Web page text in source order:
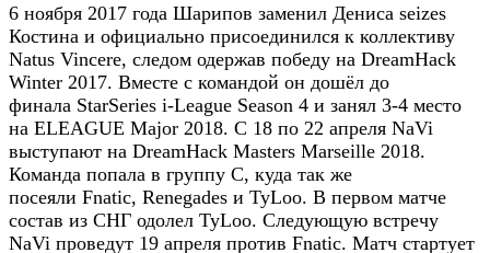
6 ноября 2017 года Шарипов заменил Дениса seizes
Костина и официально присоединился к коллективу
Natus Vincere, следом одержав победу на DreamHack
Winter 2017. Вместе с командой он дошёл до
финала StarSeries i-League Season 4 и занял 3-4 место
на ELEAGUE Major 2018. С 18 по 22 апреля NaVi
выступают на DreamHack Masters Marseille 2018.
Команда попала в группу C, куда так же
посеяли Fnatic, Renegades и TyLoo. В первом матче
состав из СНГ одолел TyLoo. Следующую встречу
NaVi проведут 19 апреля против Fnatic. Матч стартует